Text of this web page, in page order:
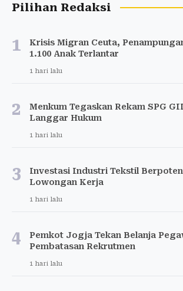
Pilihan Redaksi
1
Krisis Migran Ceuta,
1.100 Anak Terlantar
1 hari lalu
2
Menkum Tegaskan Rekam SPG
Langgar Hukum
1 hari lalu
3
Investasi Industri Tekstil
Lowongan Kerja
1 hari lalu
4
Pemkot Jogja Tekan Belanja
Pembatasan Rekrutmen
1 hari lalu